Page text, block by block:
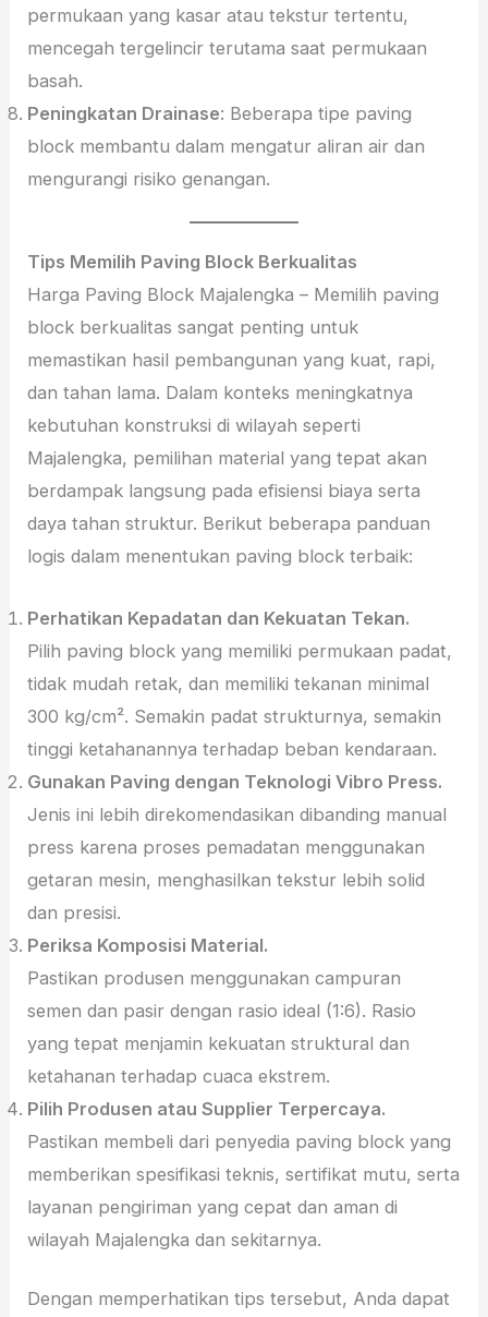
permukaan yang kasar atau tekstur tertentu,
mencegah tergelincir terutama saat permukaan
basah.
Peningkatan Drainase: Beberapa tipe paving
block membantu dalam mengatur aliran air dan
mengurangi risiko genangan.
Tips Memilih Paving Block Berkualitas
Harga Paving Block Majalengka – Memilih paving
block berkualitas sangat penting untuk
memastikan hasil pembangunan yang kuat, rapi,
dan tahan lama. Dalam konteks meningkatnya
kebutuhan konstruksi di wilayah seperti
Majalengka, pemilihan material yang tepat akan
berdampak langsung pada efisiensi biaya serta
daya tahan struktur. Berikut beberapa panduan
logis dalam menentukan paving block terbaik:
Perhatikan Kepadatan dan Kekuatan Tekan.
Pilih paving block yang memiliki permukaan padat,
tidak mudah retak, dan memiliki tekanan minimal
300 kg/cm². Semakin padat strukturnya, semakin
tinggi ketahanannya terhadap beban kendaraan.
Gunakan Paving dengan Teknologi Vibro Press.
Jenis ini lebih direkomendasikan dibanding manual
press karena proses pemadatan menggunakan
getaran mesin, menghasilkan tekstur lebih solid
dan presisi.
Periksa Komposisi Material.
Pastikan produsen menggunakan campuran
semen dan pasir dengan rasio ideal (1:6). Rasio
yang tepat menjamin kekuatan struktural dan
ketahanan terhadap cuaca ekstrem.
Pilih Produsen atau Supplier Terpercaya.
Pastikan membeli dari penyedia paving block yang
memberikan spesifikasi teknis, sertifikat mutu, serta
layanan pengiriman yang cepat dan aman di
wilayah Majalengka dan sekitarnya.
Dengan memperhatikan tips tersebut, Anda dapat